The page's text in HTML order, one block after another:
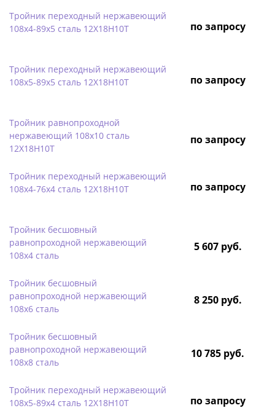
Тройник переходный нержавеющий
108х4-89х5 сталь 12Х18Н10Т
по запросу
Тройник переходный нержавеющий
108х5-89х5 сталь 12Х18Н10Т
по запросу
Тройник равнопроходной
нержавеющий 108х10 сталь
12Х18Н10Т
по запросу
Тройник переходный нержавеющий
108х4-76х4 сталь 12Х18Н10Т
по запросу
Тройник бесшовный
равнопроходной нержавеющий
108х4 сталь
5 607 руб.
Тройник бесшовный
равнопроходной нержавеющий
108х6 сталь
8 250 руб.
Тройник бесшовный
равнопроходной нержавеющий
108х8 сталь
10 785 руб.
Тройник переходный нержавеющий
108х5-89х4 сталь 12Х18Н10Т
по запросу